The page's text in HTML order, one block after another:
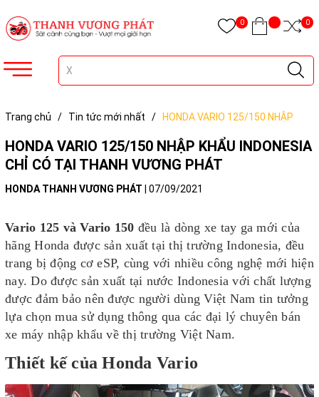
0 0
Trang chủ / Tin tức mới nhất /
HONDA VARIO 125/150 NHẬP
HONDA VARIO 125/150 NHẬP KHẨU INDONESIA
CHỈ CÓ TẠI THANH VƯƠNG PHÁT
HONDA THANH VƯƠNG PHÁT 07/09/2021
Vario 125 và Vario 150 đều là dòng xe tay ga mới của
hãng Honda được sản xuất tại thị trường Indonesia, đều
trang bị động cơ eSP, cùng với nhiều công nghệ mới hiện
nay. Do được sản xuất tại nước Indonesia với chất lượng
được đảm bảo nên được người dùng Việt Nam tin tưởng
lựa chọn mua sử dụng thông qua các đại lý chuyên bán
xe máy nhập khẩu về thị trường Việt Nam.
Thiết kế của Honda Vario